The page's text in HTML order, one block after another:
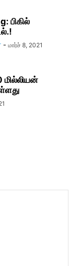
பிகில்
- மார்ச் 8, 2021
மில்லியன்